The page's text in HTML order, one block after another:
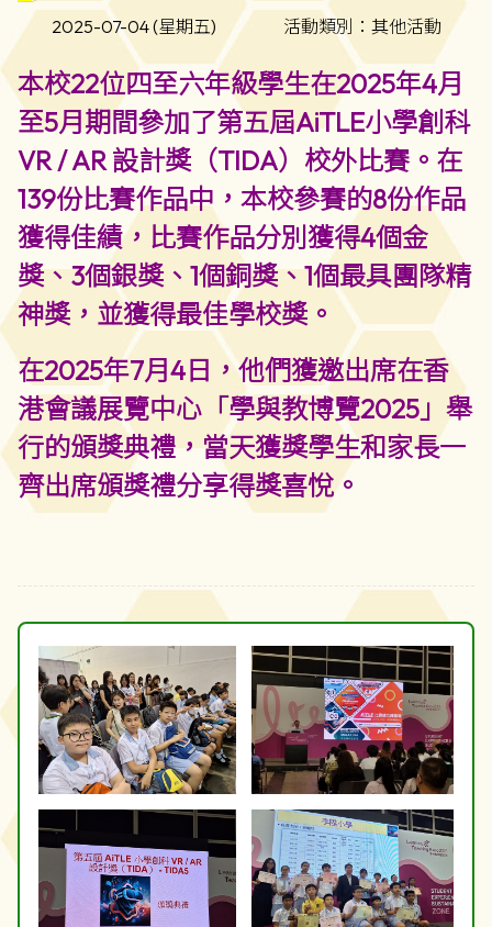
2025-07-04 (星期五) 活動類別：其他活動
本校22位四至六年級學生在2025年4月
至5月期間參加了第五屆AiTLE小學創科
VR / AR 設計獎（TIDA）校外比賽。在
139份比賽作品中，本校參賽的8份作品
獲得佳績，比賽作品分別獲得4個金
獎、3個銀獎、1個銅獎、1個最具團隊精
神獎，並獲得最佳學校獎。
在2025年7月4日，他們獲邀出席在香
港會議展覽中心「學與教博覽2025」舉
行的頒獎典禮，當天獲獎學生和家長一
齊出席頒獎禮分享得獎喜悅。